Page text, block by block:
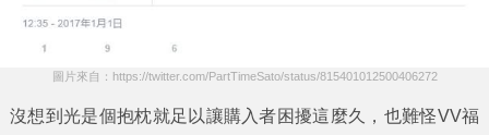
圖片來自：https://twitter.com/PartTimeSato/status/815401012500406272
沒想到光是個抱枕就足以讓購入者困擾這麼久，也難怪VV福